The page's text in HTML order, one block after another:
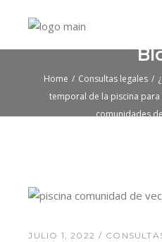
Home Consultas legales
temporal de la piscina
comunidades
JULIO 1, 2022